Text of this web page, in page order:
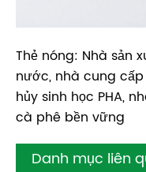
Thẻ nóng: Nhà sản
nước, nhà cung
hủy sinh học PHA,
cà phê bền vững
Danh mục liên